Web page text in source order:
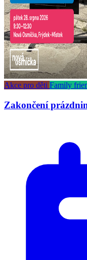
Akce pro děti Family
Zakončení